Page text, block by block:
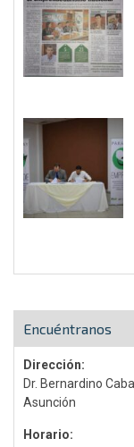
Encuéntranos
Dirección:
Dr. Bernardino
Asunción
Horario: